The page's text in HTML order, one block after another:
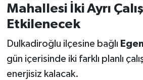
Mahallesi İki Ayrı
Etkilenecek
Dulkadiroğlu ilçesine bağlı
gün içerisinde iki farklı planlı
enerjisiz kalacak.